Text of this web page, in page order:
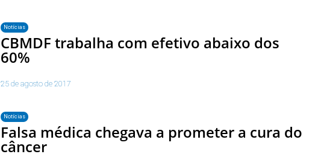
Notícias
CBMDF trabalha com efetivo abaixo dos
60%
25 de agosto de 2017
Notícias
Falsa médica chegava a prometer a cura do
câncer